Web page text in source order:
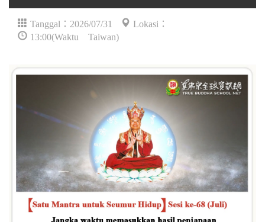
Tanggal：2026/07/31
Lokasi：
13:00(Waktu Taiwan)